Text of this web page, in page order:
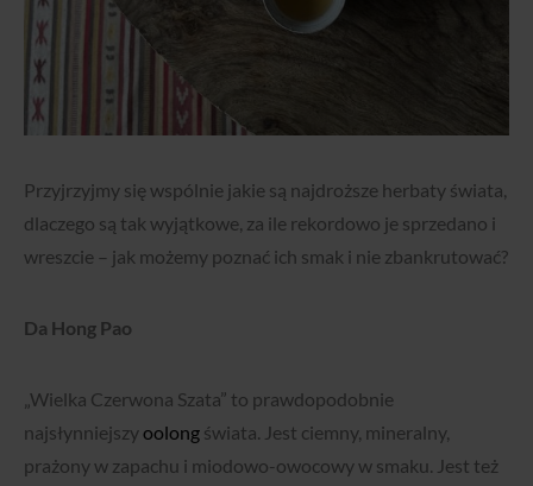
Przyjrzyjmy się wspólnie jakie są najdroższe herbaty świata,
dlaczego są tak wyjątkowe, za ile rekordowo je sprzedano i
wreszcie – jak możemy poznać ich smak i nie zbankrutować?
Da Hong Pao
„Wielka Czerwona Szata” to prawdopodobnie
najsłynniejszyoolong świata. Jest ciemny, mineralny,
prażony w zapachu i miodowo-owocowy w smaku. Jest też